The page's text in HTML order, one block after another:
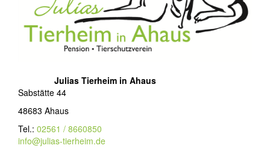
Julias Tierheim in Ahaus
Sabstätte 44
48683 Ahaus
Tel.: 02561 / 8660850
info@julias-tierheim.de